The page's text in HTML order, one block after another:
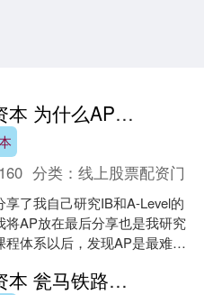
华霖资本 为什么AP是最容易被&quot;误选&quot;的国际课程？因为它最灵活，也最难规划，我是这样规划的
160 分类：线上股票配资门
享了我自己研究IB和A-Level的
将AP放在最后分享也是我研究
程体系以后，发现AP是最难规
....
华霖资本 瓮马铁路南北延伸线瓮安至天文段长轨贯通